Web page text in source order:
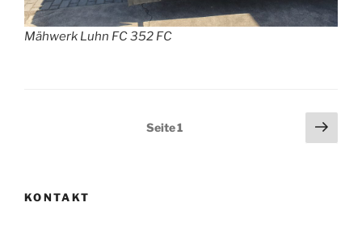
Mähwerk Luhn FC 352 FC
Seitennummerierung
Seite1
KONTAKT